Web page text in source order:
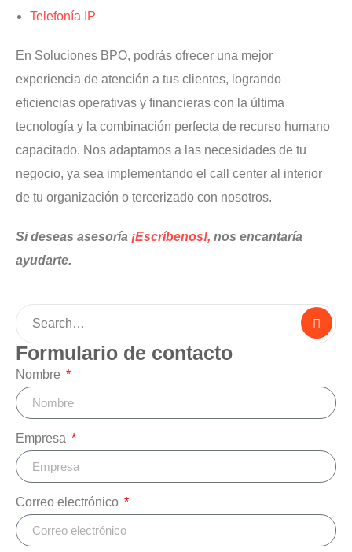
Telefonía IP
En Soluciones BPO, podrás ofrecer una mejor
experiencia de atención a tus clientes, logrando
eficiencias operativas y financieras con la última
tecnología y la combinación perfecta de recurso humano
capacitado. Nos adaptamos a las necesidades de tu
negocio, ya sea implementando el call center al interior
de tu organización o tercerizado con nosotros.
Si deseas asesoría ¡Escríbenos!, nos encantaría
ayudarte.
Formulario de contacto
Nombre
Empresa
Correo electrónico